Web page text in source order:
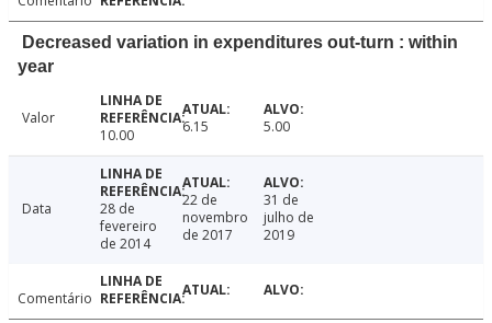
Decreased variation in expenditures out-turn : within
year
Valor
10.00
6.15 5.00
Data
28 de
fevereiro
de 2014
22 de
novembro
de 2017
31 de
julho de
2019
Comentário